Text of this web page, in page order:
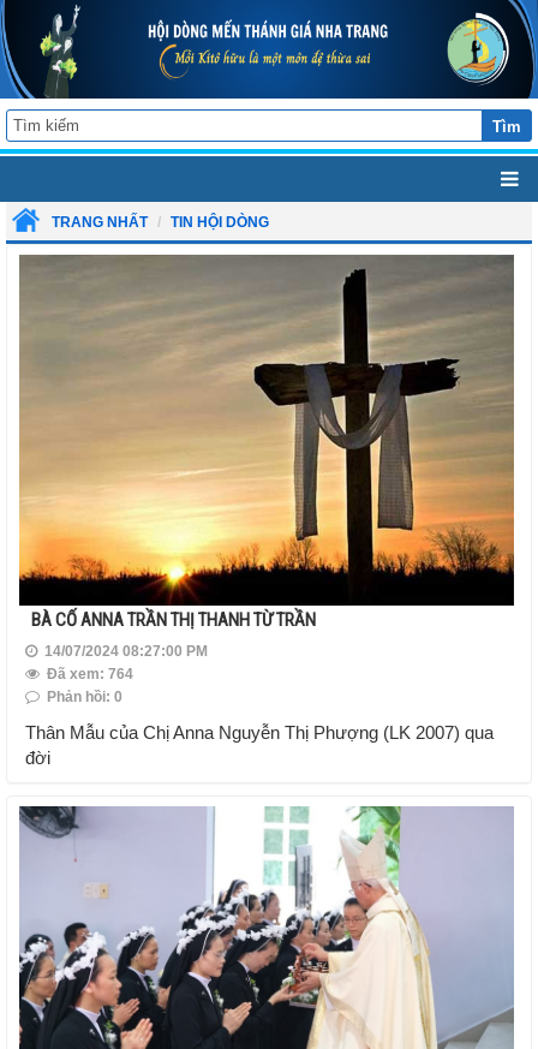
Tìm
TRANG NHẤT TIN HỘI DÒNG
BÀ CỐ ANNA TRẦN THỊ THANH TỪ TRẦN
14/07/2024 08:27:00 PM
Đã xem: 764
Phản hồi: 0
Thân Mẫu của Chị Anna Nguyễn Thị Phượng (LK 2007) qua
đời